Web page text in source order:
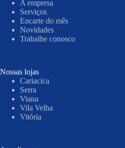
A empresa
Serviços
Encarte do mês
Novidades
Trabalhe conosco
Nossas lojas
Cariacica
Serra
Viana
Vila Velha
Vitória